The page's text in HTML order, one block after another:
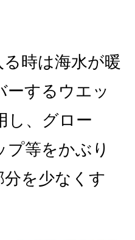
時は海水が暖
ーするウエッ
し、グロー
プ等をかぶり
を少なくす